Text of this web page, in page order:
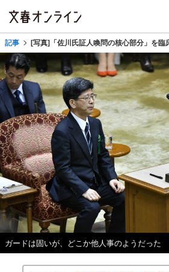
記事 [写真]「佐川氏証人喚問の核心部分」を臨
ガードは固いが、どこか他人事のようだった